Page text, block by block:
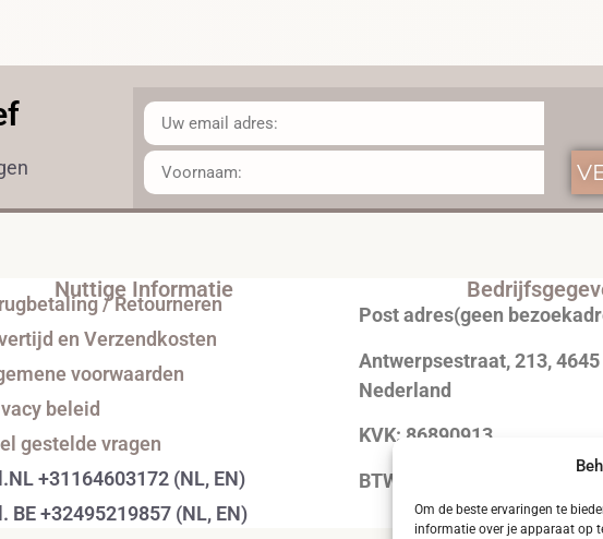
Om de beste ervaringen te
informatie over je apparaat op
Nuttige Informatie
/ Retourneren
en Verzendkosten
voorwaarden
beleid
gestelde vragen
+31164603172 (NL, EN)
BE +32495219857 (NL, EN)
Post adres(geen
Antwerpsestraat, 213, 4645
Nederland
KVK: 86890913
BTW: NL004320792B51